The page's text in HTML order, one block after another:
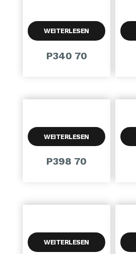
WEITERLESEN
P340 70
WEITERLESEN
P398 70
WEITERLESEN